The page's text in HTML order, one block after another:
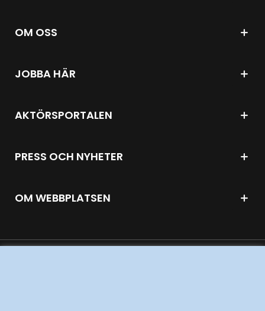
OM OSS
JOBBA HÄR
AKTÖRSPORTALEN
PRESS OCH NYHETER
OM WEBBPLATSEN